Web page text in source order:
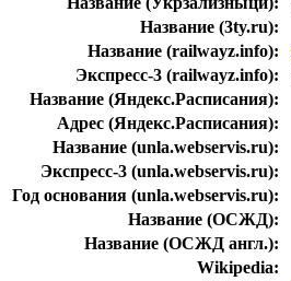
Название (3ty.ru):
Название (railwayz.info):
Экспресс-3 (railwayz.info):
Название (Яндекс.Расписания):
Адрес (Яндекс.Расписания):
Название (unla.webservis.ru):
Экспресс-3 (unla.webservis.ru):
Год основания (unla.webservis.ru):
Название (ОСЖД):
Название (ОСЖД англ.):
Wikipedia: